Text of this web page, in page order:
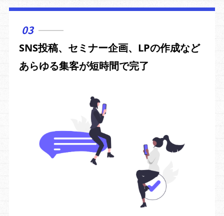
03
SNS投稿、セミナー企画、LPの作成など
あらゆる集客が短時間で完了